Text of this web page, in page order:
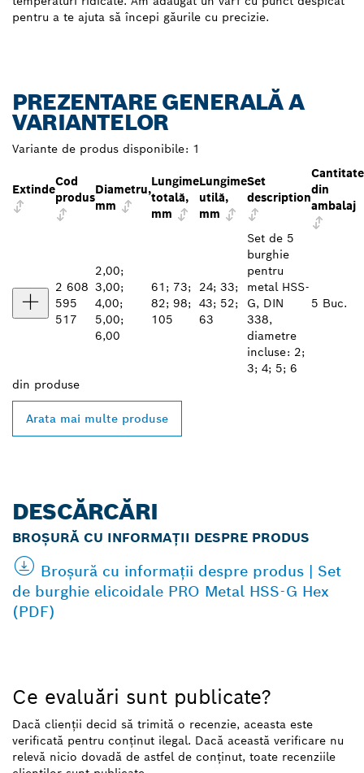
pentru a te ajuta să începi găurile cu precizie.
PREZENTARE GENERALĂ A
VARIANTELOR
Variante de produs disponibile: 1
Extinde
Cod
produs
Diametru,
mm
Lungime
totală,
mm
Lungime
utilă,
mm
Set
description
din
ambalaj
2 608
595
517
2,00;
3,00;
4,00;
5,00;
6,00
61; 73;
82; 98;
105
24; 33;
43; 52;
63
Set de 5
burghie
pentru
metal HSS-
G, DIN
338,
diametre
incluse: 2;
3; 4; 5; 6
5 Buc.
din produse
Arata mai multe produse
DESCĂRCĂRI
BROȘURĂ CU INFORMAȚII DESPRE PRODUS
Broșură cu informații despre produs | Set
de burghie elicoidale PRO Metal HSS-G Hex
(PDF)
Ce evaluări sunt publicate?
Dacă clienții decid să trimită o recenzie, aceasta este
verificată pentru conținut ilegal. Dacă această verificare nu
relevă nicio dovadă de astfel de conținut, toate recenziile